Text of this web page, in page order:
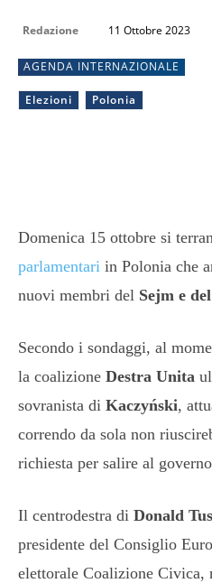
Redazione 11 Ottobre 2023
AGENDA INTERNAZIONALE
Elezioni Polonia
Domenica 15 ottobre si
parlamentari in Polonia che
nuovi membri del Sejm e
Secondo i sondaggi, al
la coalizione Destra Unita
sovranista di Kaczyński,
correndo da sola non
richiesta per salire al
Il centrodestra di Donald
presidente del Consiglio
elettorale Coalizione Civica,